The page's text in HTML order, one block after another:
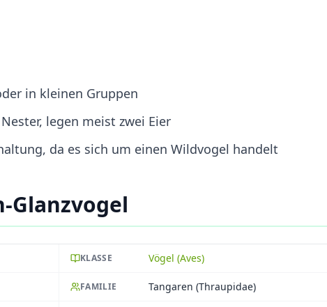
in kleinen Gruppen
legen meist zwei Eier
da es sich um einen Wildvogel handelt
Glanzvogel
KLASSE Vögel (Aves)
FAMILIE Tangaren (Thraupidae)